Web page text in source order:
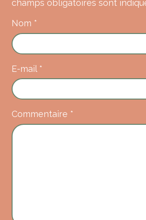
champs obligatoires sont
Commentaire *
Nom *
E-mail *